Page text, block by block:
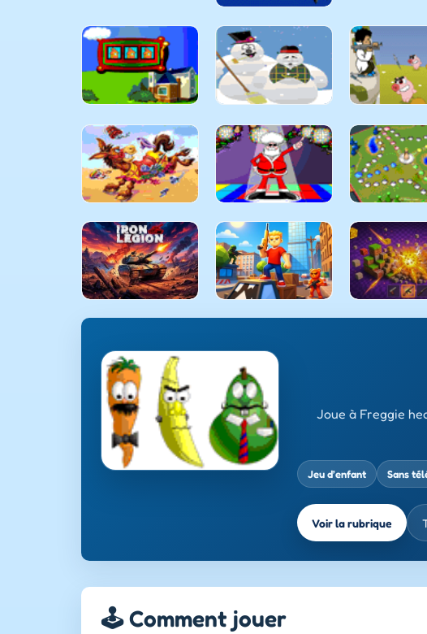
Joue à Freggie
Jeu d’enfant Sans
Voir la rubrique
🕹️ Comment jouer